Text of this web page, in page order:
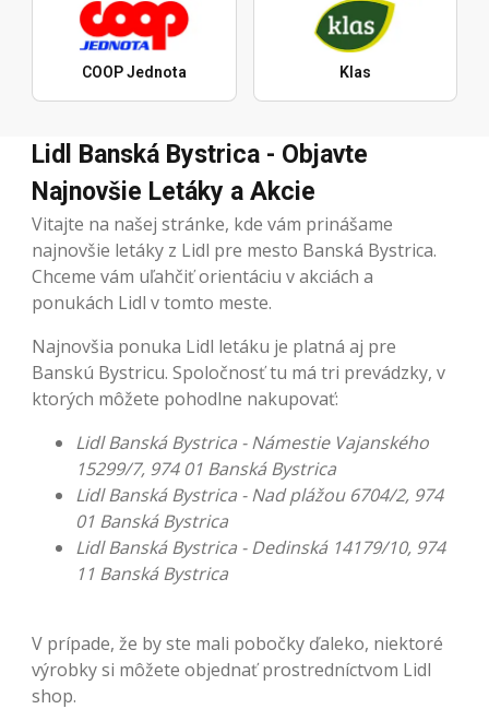
COOP Jednota Klas
Lidl Banská Bystrica - Objavte
Najnovšie Letáky a Akcie
Vitajte na našej stránke, kde vám prinášame
najnovšie letáky z Lidl pre mesto Banská Bystrica.
Chceme vám uľahčiť orientáciu v akciách a
ponukách Lidl v tomto meste.
Najnovšia ponuka Lidl letáku je platná aj pre
Banskú Bystricu. Spoločnosť tu má tri prevádzky, v
ktorých môžete pohodlne nakupovať:
Lidl Banská Bystrica - Námestie Vajanského
15299/7, 974 01 Banská Bystrica
Lidl Banská Bystrica - Nad plážou 6704/2, 974
01 Banská Bystrica
Lidl Banská Bystrica - Dedinská 14179/10, 974
11 Banská Bystrica
V prípade, že by ste mali pobočky ďaleko, niektoré
výrobky si môžete objednať prostredníctvom Lidl
shop.